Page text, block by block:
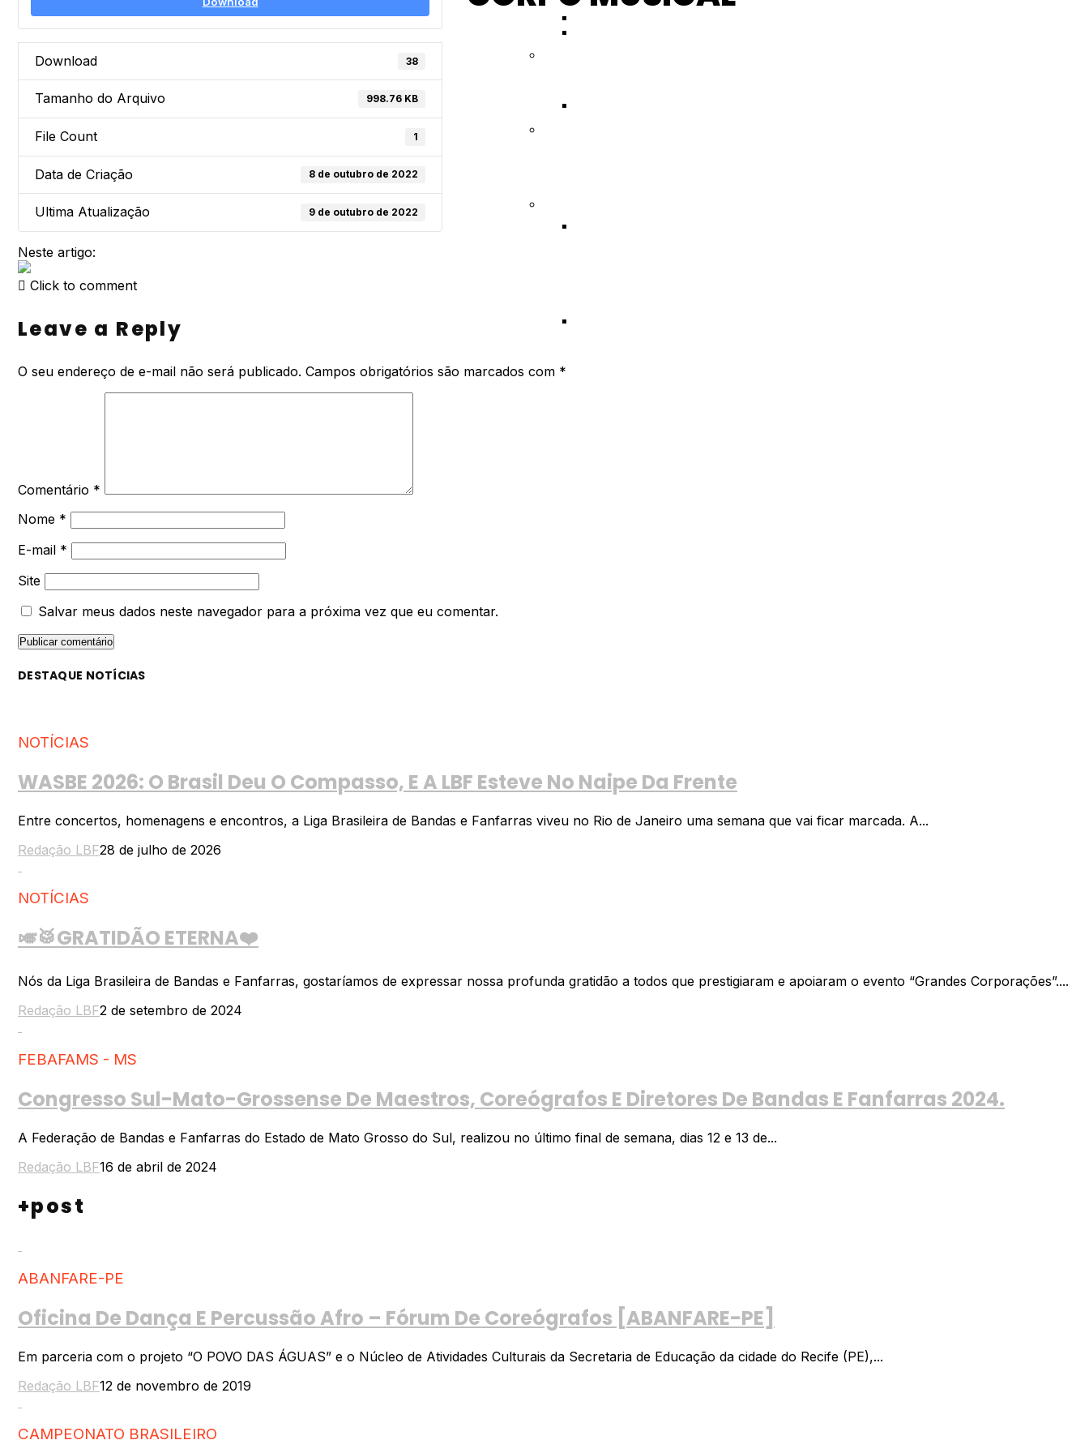
Download 38
Tamanho do Arquivo 998.76 KB
File Count 1
Data de Criação 8 de outubro de 2022
Ultima Atualização 9 de outubro de 2022
Neste artigo:
Click to comment
Leave a Reply
O seu endereço de e-mail não será publicado. Campos obrigatórios são marcados com *
Comentário *
Nome *
E-mail *
Site
Salvar meus dados neste navegador para a próxima vez que eu comentar.
DESTAQUE NOTÍCIAS
NOTÍCIAS
WASBE 2026: O Brasil Deu O Compasso, E A LBF Esteve No Naipe Da Frente
Entre concertos, homenagens e encontros, a Liga Brasileira de Bandas e Fanfarras viveu no Rio de Janeiro uma semana que vai ficar marcada. A...
Redação LBF28 de julho de 2026
NOTÍCIAS
🎺🥁GRATIDÃO ETERNA❤️
Nós da Liga Brasileira de Bandas e Fanfarras, gostaríamos de expressar nossa profunda gratidão a todos que prestigiaram e apoiaram o evento “Grandes Corporações”....
Redação LBF2 de setembro de 2024
FEBAFAMS - MS
Congresso Sul-Mato-Grossense De Maestros, Coreógrafos E Diretores De Bandas E Fanfarras 2024.
A Federação de Bandas e Fanfarras do Estado de Mato Grosso do Sul, realizou no último final de semana, dias 12 e 13 de...
Redação LBF16 de abril de 2024
+post
ABANFARE-PE
Oficina De Dança E Percussão Afro – Fórum De Coreógrafos [ABANFARE-PE]
Em parceria com o projeto “O POVO DAS ÁGUAS” e o Núcleo de Atividades Culturais da Secretaria de Educação da cidade do Recife (PE),...
Redação LBF12 de novembro de 2019
CAMPEONATO BRASILEIRO